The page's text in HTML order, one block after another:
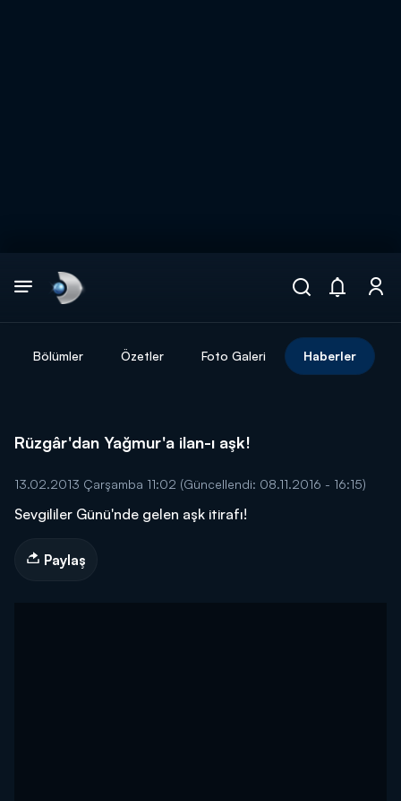
Bölümler Özetler Foto Galeri Haberler
Rüzgâr'dan Yağmur'a ilan-ı aşk!
13.02.2013 Çarşamba 11:02 (Güncellendi: 08.11.2016 - 16:15)
Sevgililer Günü'nde gelen aşk itirafı!
Paylaş